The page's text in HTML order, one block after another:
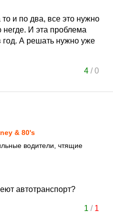
и по два, все это нужно
негде. И эта проблема
год. А решать нужно уже
4/0
& 80's
водители, чтящие
автотранспорт?
1 / 1